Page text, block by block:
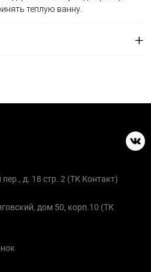
теплую ванну.
д. 18 стр. 2 (ТК Контакт)
дом 50, корп.10 (ТК